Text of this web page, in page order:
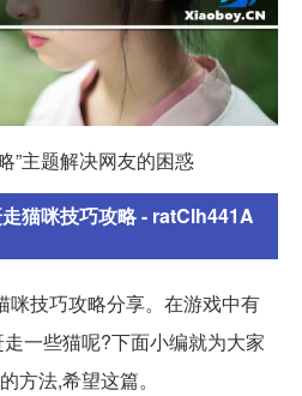
”主题解决网友的困惑
猫咪技巧攻略 - ratClh441A
咪技巧攻略分享。在游戏中有
一些猫呢?下面小编就为大家
方法,希望这篇。